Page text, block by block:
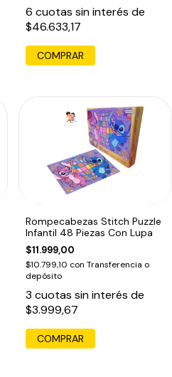
6 cuotas sin interés de
$46.633,17
COMPRAR
Rompecabezas Stitch Puzzle
Infantil 48 Piezas Con Lupa
$11.999,00
$10.799,10 con Transferencia o
depósito
3 cuotas sin interés de
$3.999,67